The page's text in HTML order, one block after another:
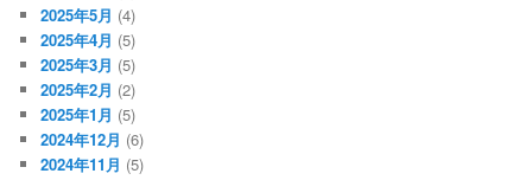
2025年5月 (4)
2025年4月 (5)
2025年3月 (5)
2025年2月 (2)
2025年1月 (5)
2024年12月 (6)
2024年11月 (5)